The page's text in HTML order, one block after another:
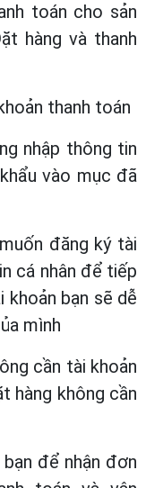
toán cho sản
hàng và thanh
thanh toán
nhập thông tin
vào mục đã
đăng ký tài
cá nhân để tiếp
khoản bạn sẽ dễ
mình
cần tài khoản
hàng không cần
để nhận đơn